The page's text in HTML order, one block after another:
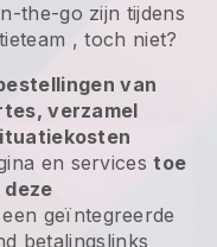
the-go zijn tijdens
, toch niet?
van
verzamel
en servicestoe
deze
geïntegreerde
betalingslinks